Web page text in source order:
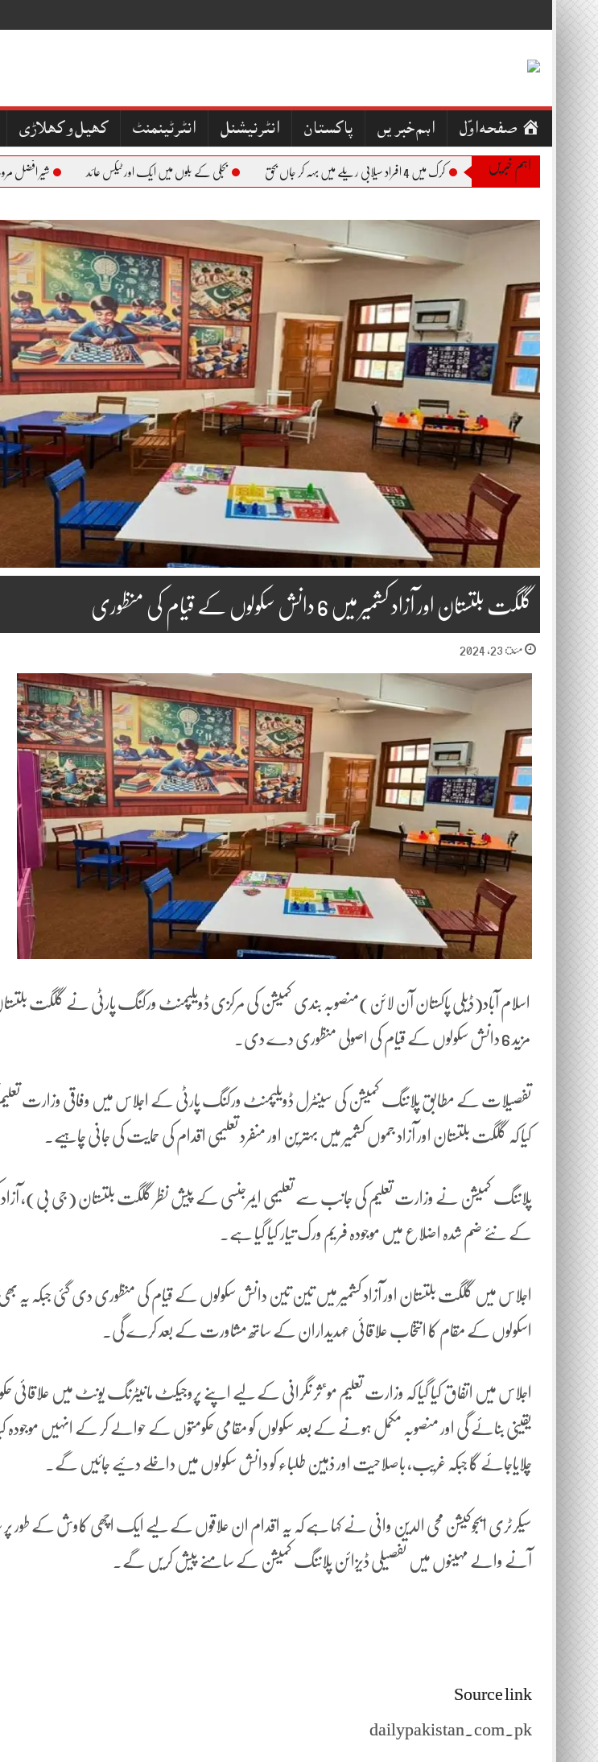
content
صفحہ اوّل اہم خبریں پاکستان انٹرنیشنل کھیل و کھلاڑی
اہم خبریں کرک میں 4 افراد سیلابی ریلے میں بہہ کر جاں بحق بجلی کے بلوں میں ایک اور ٹیکس عائد شیر افضل مروت کو
گلگت بلتستان اور آزاد کشمیر میں 6 دانش سکولوں کے قیام کی منظوری
مئ 23, 2024
اسلام آباد(ڈیلی پاکستان آن لائن)منصوبہ بندی کمیشن کی مرکزی ڈویلپمنٹ ورکنگ پارٹی نے گلگت بلتستان
مزید 6 دانش سکولوں کے قیام کی اصولی منظوری دے دی۔
تفصیلات کے مطابق پلاننگ کمیشن کی سینٹرل ڈویلپمنٹ ورکنگ پارٹی کے اجلاس میں وفاقی وزارت تعلیم
کیا کہ گلگت بلتستان اور آزاد جموں کشمیر میں بہترین اور منفرد تعلیمی اقدام کی حمایت کی جانی چاہیے۔
پلاننگ کمیشن نے وزارت تعلیم کی جانب سے تعلیمی ایمرجنسی کے پیش نظر گلگت بلتستان (جی بی)، آزاد کشمیر
کے نئے ضم شدہ اضلاع میں موجودہ فریم ورک تیار کیا گیا ہے۔
اجلاس میں گلگت بلتستان اور آزاد کشمیر میں تین تین دانش سکولوں کے قیام کی منظوری دی گئی جبکہ یہ
اسکولوں کے مقام کا انتخاب علاقائی عہدیداران کے ساتھ مشاورت کے بعد کرے گی۔
اجلاس میں اتفاق کیا گیا کہ وزارت تعلیم موٴثر نگرانی کے لیے اپنے پروجیکٹ مانیٹرنگ یونٹ میں علاقائی
یقینی بنائے گی اور منصوبہ مکمل ہونے کے بعد سکولوں کو مقامی حکومتوں کے حوالے کر کے انہیں موجودہ
چلایاجائے گا جبکہ غریب، باصلاحیت اور ذہین طلباء کو دانش سکولوں میں داخلے دئیے جائیں گے۔
سیکرٹری ایجوکیشن محی الدین وانی نے کہا ہے کہ یہ اقدام ان علاقوں کے لیے ایک اچھی کاوش کے طور
آنے والے مہینوں میں تفصیلی ڈیزائن پلاننگ کمیشن کے سامنے پیش کریں گے۔
Source link
dailypakistan.com.pk